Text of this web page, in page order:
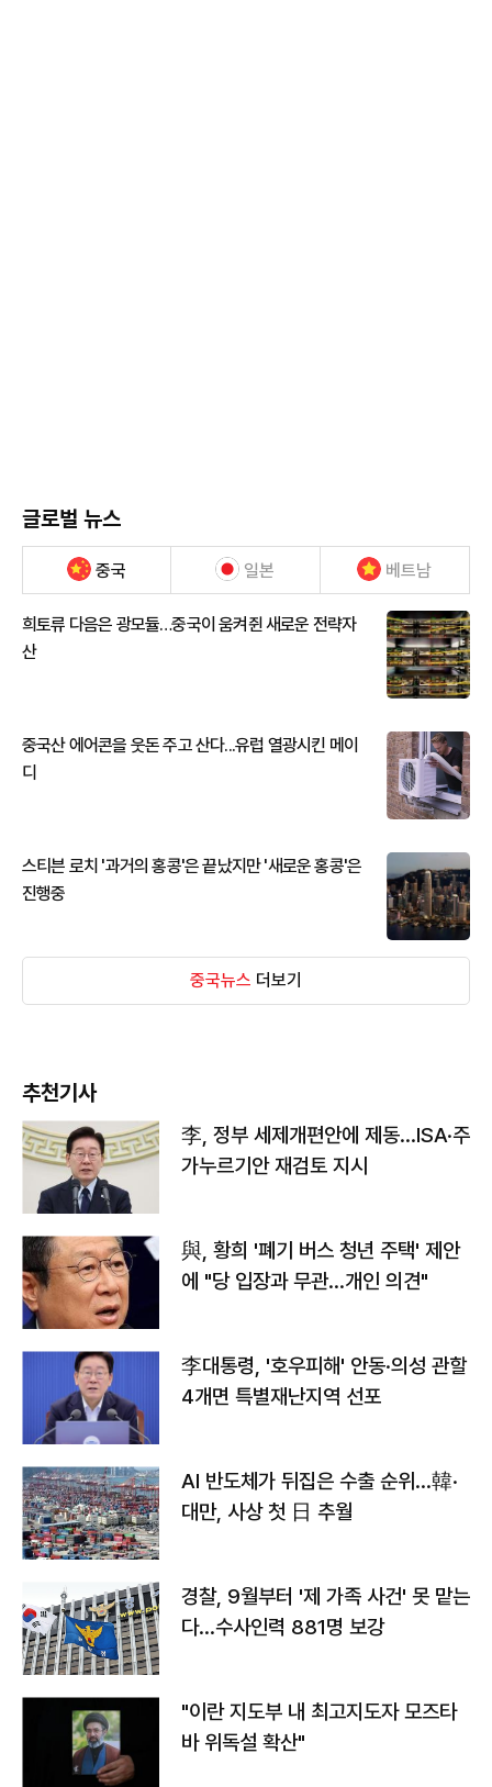
글로벌 뉴스
중국 일본 베트남
희토류 다음은 광모듈…중국이 움켜쥔 새로운 전략자
산
중국산 에어콘을 웃돈 주고 산다...유럽 열광시킨 메이
디
스티븐 로치 '과거의 홍콩'은 끝났지만 '새로운 홍콩'은
진행중
중국뉴스 더보기
추천기사
李, 정부 세제개편안에 제동…ISA·주
가누르기안 재검토 지시
與, 황희 '폐기 버스 청년 주택' 제안
에 "당 입장과 무관…개인 의견"
李대통령, '호우피해' 안동·의성 관할
4개면 특별재난지역 선포
AI 반도체가 뒤집은 수출 순위…韓·
대만, 사상 첫 日 추월
경찰, 9월부터 '제 가족 사건' 못 맡는
다…수사인력 881명 보강
"이란 지도부 내 최고지도자 모즈타
바 위독설 확산"